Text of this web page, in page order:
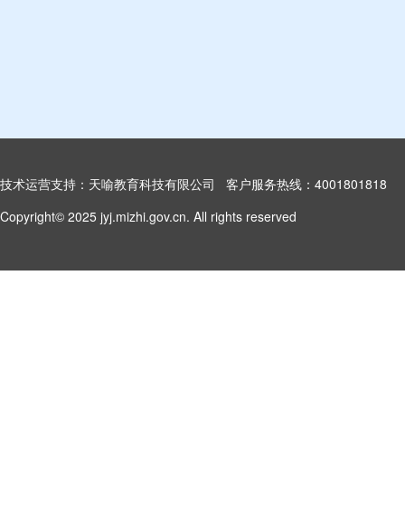
技术运营支持：天喻教育科技有限公司 客户服务热线：4001801818
Copyright© 2025 jyj.mizhi.gov.cn. All rights reserved